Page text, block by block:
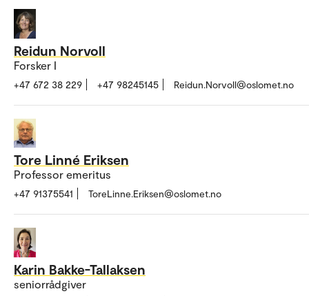
Reidun Norvoll
Forsker I
+47 672 38 229 +47 98245145 Reidun.Norvoll@oslomet.no
Tore Linné Eriksen
Professor emeritus
+47 91375541 ToreLinne.Eriksen@oslomet.no
Karin Bakke-Tallaksen
seniorrådgiver